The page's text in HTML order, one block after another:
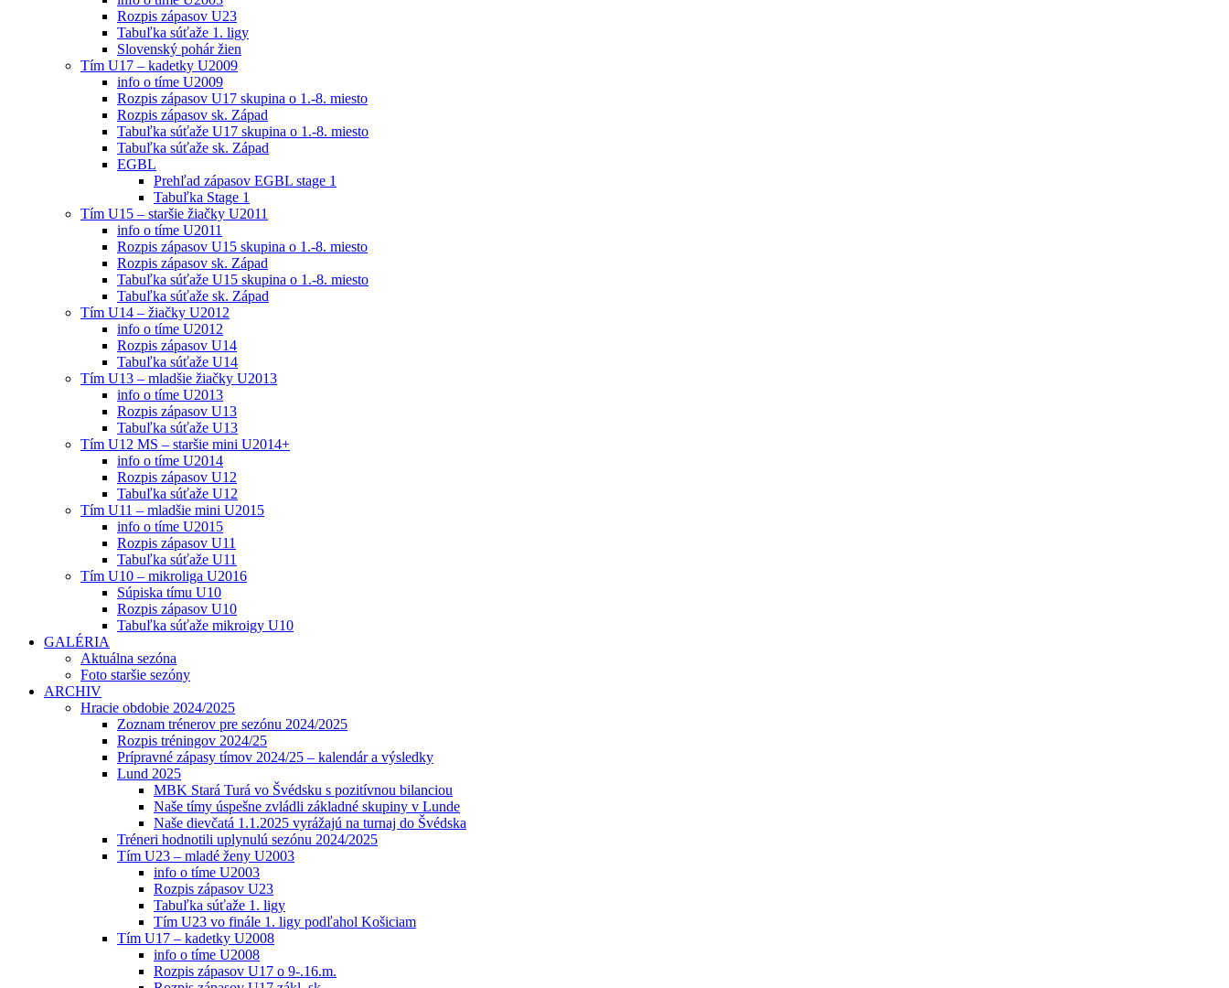
Rozpis zápasov U23
Tabuľka súťaže 1. ligy
Slovenský pohár žien
Tím U17 – kadetky U2009
info o tíme U2009
Rozpis zápasov U17 skupina o 1.-8. miesto
Rozpis zápasov sk. Západ
Tabuľka súťaže U17 skupina o 1.-8. miesto
Tabuľka súťaže sk. Západ
EGBL
Prehľad zápasov EGBL stage 1
Tabuľka Stage 1
Tím U15 – staršie žiačky U2011
info o tíme U2011
Rozpis zápasov U15 skupina o 1.-8. miesto
Rozpis zápasov sk. Západ
Tabuľka súťaže U15 skupina o 1.-8. miesto
Tabuľka súťaže sk. Západ
Tím U14 – žiačky U2012
info o tíme U2012
Rozpis zápasov U14
Tabuľka súťaže U14
Tím U13 – mladšie žiačky U2013
info o tíme U2013
Rozpis zápasov U13
Tabuľka súťaže U13
Tím U12 MS – staršie mini U2014+
info o tíme U2014
Rozpis zápasov U12
Tabuľka súťaže U12
Tím U11 – mladšie mini U2015
info o tíme U2015
Rozpis zápasov U11
Tabuľka súťaže U11
Tím U10 – mikroliga U2016
Súpiska tímu U10
Rozpis zápasov U10
Tabuľka súťaže mikroigy U10
GALÉRIA
Aktuálna sezóna
Foto staršie sezóny
ARCHIV
Hracie obdobie 2024/2025
Zoznam trénerov pre sezónu 2024/2025
Rozpis tréningov 2024/25
Prípravné zápasy tímov 2024/25 – kalendár a výsledky
Lund 2025
MBK Stará Turá vo Švédsku s pozitívnou bilanciou
Naše tímy úspešne zvládli základné skupiny v Lunde
Naše dievčatá 1.1.2025 vyrážajú na turnaj do Švédska
Tréneri hodnotili uplynulú sezónu 2024/2025
Tím U23 – mladé ženy U2003
info o tíme U2003
Rozpis zápasov U23
Tabuľka súťaže 1. ligy
Tím U23 vo finále 1. ligy podľahol Košiciam
Tím U17 – kadetky U2008
info o tíme U2008
Rozpis zápasov U17 o 9-.16.m.